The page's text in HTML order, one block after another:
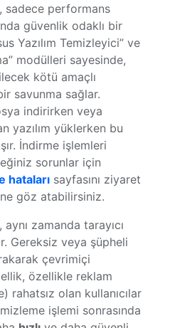
sadece performans
güvenlik odaklı bir
Yazılım Temizleyici” ve
modülleri sayesinde,
kötü amaçlı
savunma sağlar.
indirirken veya
yazılım yüklerken bu
İndirme işlemleri
sorunlar için
hataları sayfasını ziyaret
göz atabilirsiniz.
zamanda tarayıcı
Gereksiz veya şüpheli
çevrimiçi
özellikle reklam
rahatsız olan kullanıcılar
işlemi sonrasında